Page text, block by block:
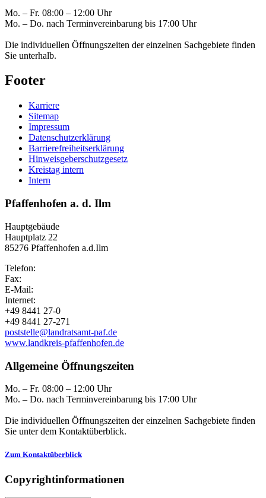
Mo. – Fr. 08:00 – 12:00 Uhr
Mo. – Do. nach Terminvereinbarung bis 17:00 Uhr
Die individuellen Öffnungszeiten der einzelnen Sachgebiete finden
Sie unterhalb.
Footer
Karriere
Sitemap
Impressum
Datenschutzerklärung
Barrierefreiheitserklärung
Hinweisgeberschutzgesetz
Kreistag intern
Intern
Pfaffenhofen a. d. Ilm
Hauptgebäude
Hauptplatz 22
85276 Pfaffenhofen a.d.Ilm
Telefon:
Fax:
E-Mail:
Internet:
+49 8441 27-0
+49 8441 27-271
poststelle@landratsamt-paf.de
www.landkreis-pfaffenhofen.de
Allgemeine Öffnungszeiten
Mo. – Fr. 08:00 – 12:00 Uhr
Mo. – Do. nach Terminvereinbarung bis 17:00 Uhr
Die individuellen Öffnungszeiten der einzelnen Sachgebiete finden
Sie unter dem Kontaktüberblick.
Zum Kontaktüberblick
Copyrightinformationen